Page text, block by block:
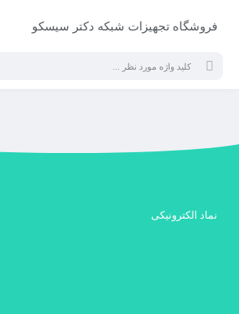
فروشگاه تجهیزات شبکه دکتر سیسکو
نماد الکترونیکی